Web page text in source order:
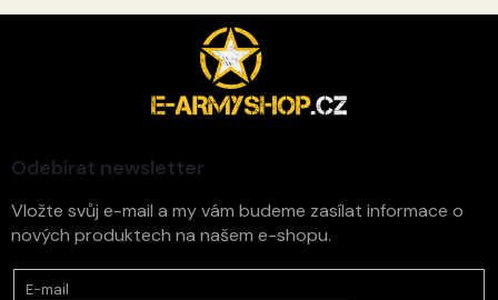
Odebírat newsletter
Vložte svůj e-mail a my vám budeme zasílat informace o
nových produktech na našem e-shopu.
E-mail